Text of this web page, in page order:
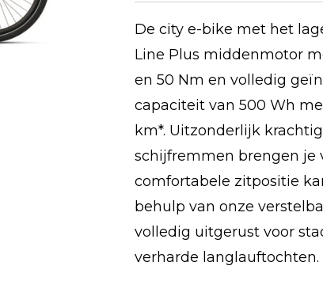
De city e-bike met het
Line Plus middenmotor
en 50 Nm en volledig
capaciteit van 500 Wh
km*. Uitzonderlijk
schijfremmen brengen je
comfortabele zitpositie
behulp van onze
volledig uitgerust voor
verharde langlauftochten.